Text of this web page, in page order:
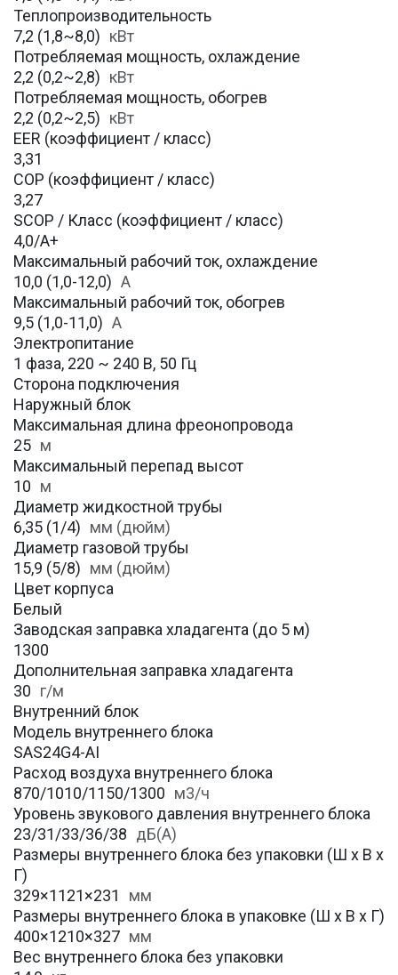
Теплопроизводительность
7,2 (1,8~8,0) кВт
Потребляемая мощность, охлаждение
2,2 (0,2~2,8) кВт
Потребляемая мощность, обогрев
2,2 (0,2~2,5) кВт
EER (коэффициент / класс)
3,31
COP (коэффициент / класс)
3,27
SCOP / Класс (коэффициент / класс)
4,0/A+
Максимальный рабочий ток, охлаждение
10,0 (1,0-12,0) A
Максимальный рабочий ток, обогрев
9,5 (1,0-11,0) А
Электропитание
1 фаза, 220 ~ 240 В, 50 Гц
Сторона подключения
Наружный блок
Максимальная длина фреонопровода
25 м
Максимальный перепад высот
10 м
Диаметр жидкостной трубы
6,35 (1/4) мм (дюйм)
Диаметр газовой трубы
15,9 (5/8) мм (дюйм)
Цвет корпуса
Белый
Заводская заправка хладагента (до 5 м)
1300
Дополнительная заправка хладагента
30 г/м
Внутренний блок
Модель внутреннего блока
SAS24G4-AI
Расход воздуха внутреннего блока
870/1010/1150/1300 м3/ч
Уровень звукового давления внутреннего блока
23/31/33/36/38 дБ(А)
Размеры внутреннего блока без упаковки (Ш х В х
Г)
329×1121×231
мм
Размеры внутреннего блока в упаковке (Ш х В х Г)
400×1210×327 мм
Вес внутреннего блока без упаковки